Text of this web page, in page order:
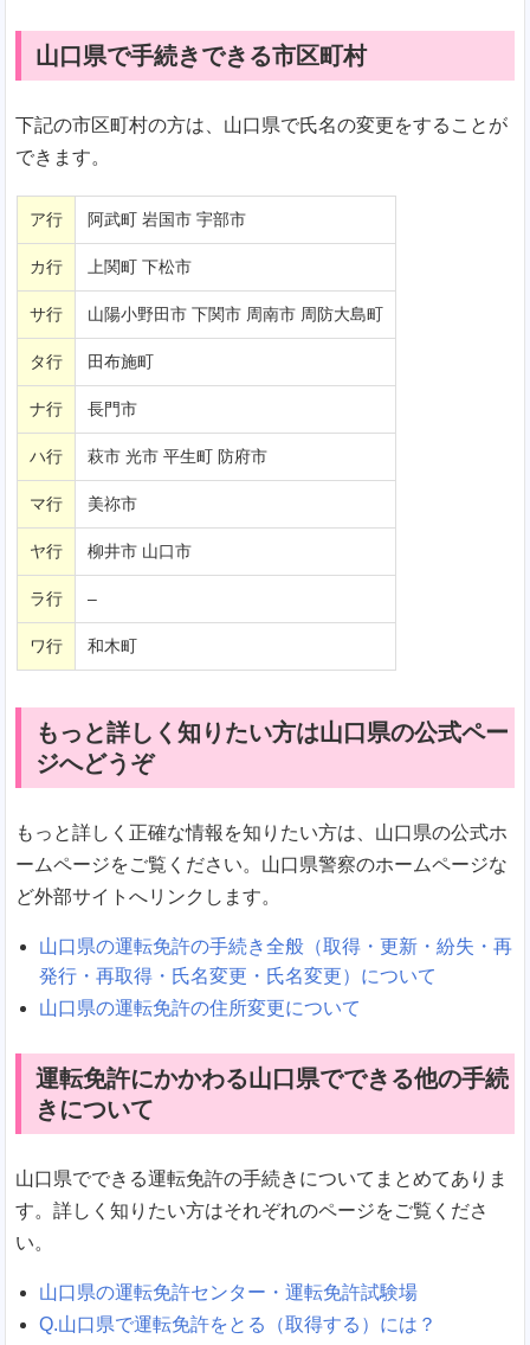
山口県で手続きできる市区町村
下記の市区町村の方は、山口県で氏名の変更をすることが
できます。
ア行 阿武町 岩国市 宇部市
カ行 上関町 下松市
サ行 山陽小野田市 下関市 周南市 周防大島町
タ行 田布施町
ナ行 長門市
ハ行 萩市 光市 平生町 防府市
マ行 美祢市
ヤ行 柳井市 山口市
ラ行 –
ワ行 和木町
もっと詳しく知りたい方は山口県の公式ペー
ジへどうぞ
もっと詳しく正確な情報を知りたい方は、山口県の公式ホ
ームページをご覧ください。山口県警察のホームページな
ど外部サイトへリンクします。
山口県の運転免許の手続き全般（取得・更新・紛失・再
発行・再取得・氏名変更・氏名変更）について
山口県の運転免許の住所変更について
運転免許にかかわる山口県でできる他の手続
きについて
山口県でできる運転免許の手続きについてまとめてありま
す。詳しく知りたい方はそれぞれのページをご覧くださ
い。
山口県の運転免許センター・運転免許試験場
Q.山口県で運転免許をとる（取得する）には？